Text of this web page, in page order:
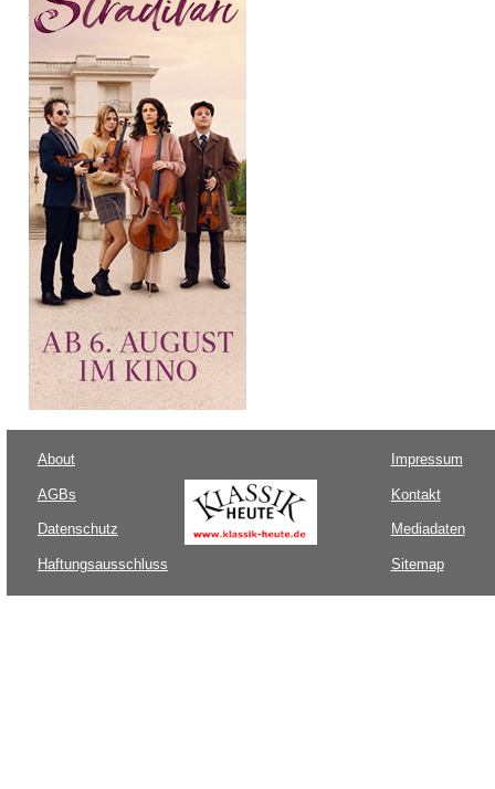
About
AGBs
Datenschutz
Haftungsausschluss
Impressum
Kontakt
Mediadaten
Sitemap